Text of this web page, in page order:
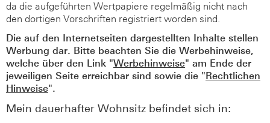
da die aufgeführten Wertpapiere regelmäßig nicht nach
den dortigen Vorschriften registriert worden sind.
Die auf den Internetseiten dargestellten Inhalte stellen
Werbung dar. Bitte beachten Sie die Werbehinweise,
welche über den Link "Werbehinweise" am Ende der
jeweiligen Seite erreichbar sind sowie die "Rechtlichen
Hinweise".
Mein dauerhafter Wohnsitz befindet sich in: